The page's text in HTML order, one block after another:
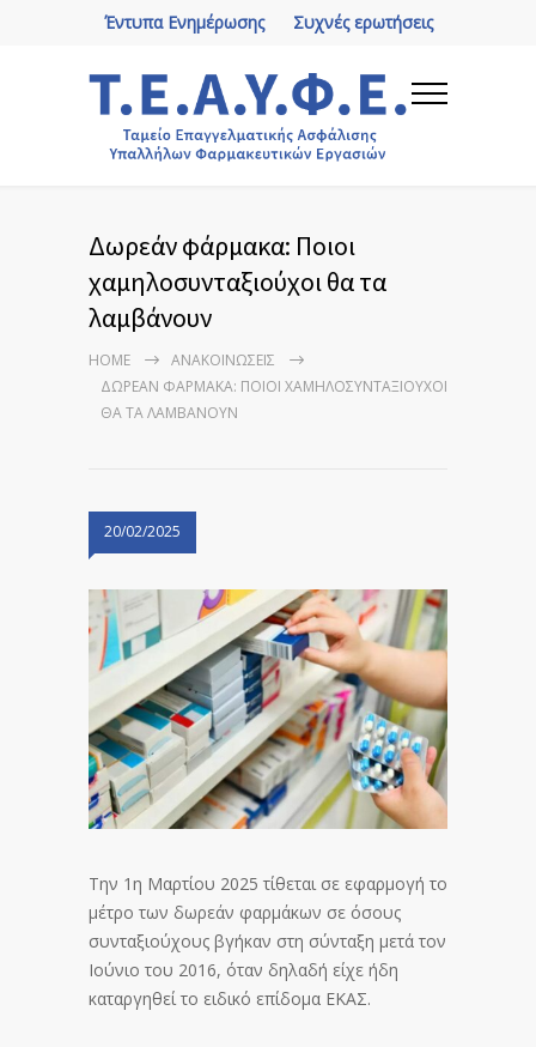
Συχνές ερωτήσεις
Έντυπα Ενημέρωσης
Δωρεάν φάρμακα: Ποιοι
χαμηλοσυνταξιούχοι θα τα
λαμβάνουν
HOME
ΑΝΑΚΟΙΝΏΣΕΙΣ
ΔΩΡΕΆΝ ΦΆΡΜΑΚΑ: ΠΟΙΟΙ ΧΑΜΗΛΟΣΥΝΤΑΞΙΟΎΧΟΙ
ΘΑ ΤΑ ΛΑΜΒΆΝΟΥΝ
20/02/2025
Την 1η Μαρτίου 2025 τίθεται σε εφαρμογή το
μέτρο των δωρεάν φαρμάκων σε όσους
συνταξιούχους βγήκαν στη σύνταξη μετά τον
Ιούνιο του 2016, όταν δηλαδή είχε ήδη
καταργηθεί το ειδικό επίδομα ΕΚΑΣ.